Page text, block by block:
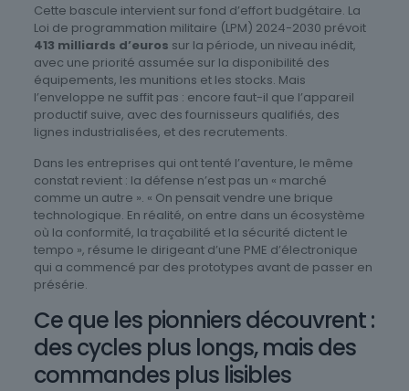
Cette bascule intervient sur fond d’effort budgétaire. La
Loi de programmation militaire (LPM) 2024-2030 prévoit
413 milliards d’euros sur la période, un niveau inédit,
avec une priorité assumée sur la disponibilité des
équipements, les munitions et les stocks. Mais
l’enveloppe ne suffit pas : encore faut-il que l’appareil
productif suive, avec des fournisseurs qualifiés, des
lignes industrialisées, et des recrutements.
Dans les entreprises qui ont tenté l’aventure, le même
constat revient : la défense n’est pas un « marché
comme un autre ». « On pensait vendre une brique
technologique. En réalité, on entre dans un écosystème
où la conformité, la traçabilité et la sécurité dictent le
tempo », résume le dirigeant d’une PME d’électronique
qui a commencé par des prototypes avant de passer en
présérie.
Ce que les pionniers découvrent :
des cycles plus longs, mais des
commandes plus lisibles